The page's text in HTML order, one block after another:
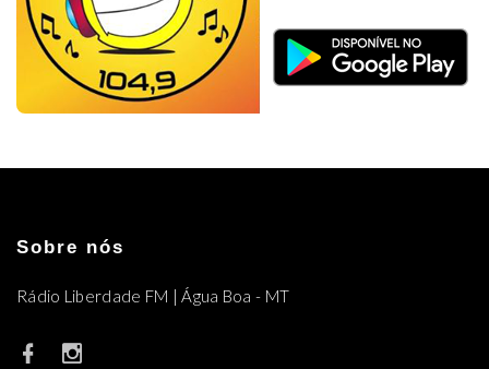
Sobre nós
Rádio Liberdade FM | Água Boa - MT